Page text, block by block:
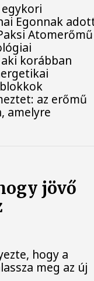
Egonnak
Atomerőmű
korábban
az erőmű
amelyre
jövő
hogy a
meg az új